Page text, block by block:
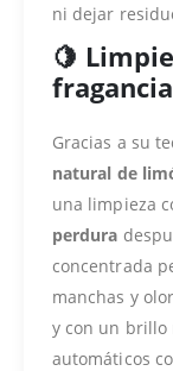
ni dejar
🍋
Gracias a su
natural de
una limpieza
perdura
concentrada
manchas y
y con un brillo
automáticos